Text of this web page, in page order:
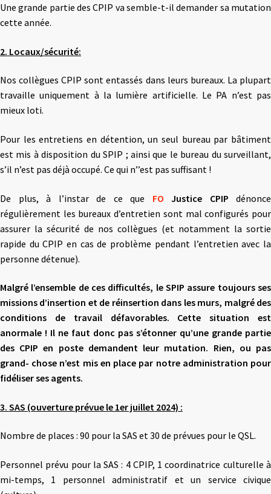
Une grande partie des CPIP va semble-t-il demander sa mutation
cette année.
2. Locaux/sécurité:
Nos collègues CPIP sont entassés dans leurs bureaux. La plupart
travaille uniquement à la lumière artificielle. Le PA n’est pas
mieux loti.
Pour les entretiens en détention, un seul bureau par bâtiment
est mis à disposition du SPIP ; ainsi que le bureau du surveillant,
s’il n’est pas déjà occupé. Ce qui n’’est pas suffisant !
De plus, à l’instar de ce que FO Justice CPIP dénonce
régulièrement les bureaux d’entretien sont mal configurés pour
assurer la sécurité de nos collègues (et notamment la sortie
rapide du CPIP en cas de problème pendant l’entretien avec la
personne détenue).
Malgré l’ensemble de ces difficultés, le SPIP assure toujours ses
missions d’insertion et de réinsertion dans les murs, malgré des
conditions de travail défavorables. Cette situation est
anormale ! Il ne faut donc pas s’étonner qu’une grande partie
des CPIP en poste demandent leur mutation. Rien, ou pas
grand- chose n’est mis en place par notre administration pour
fidéliser ses agents.
3. SAS (ouverture prévue le 1er juillet 2024) :
Nombre de places : 90 pour la SAS et 30 de prévues pour le QSL.
Personnel prévu pour la SAS : 4 CPIP, 1 coordinatrice culturelle à
mi-temps, 1 personnel administratif et un service civique